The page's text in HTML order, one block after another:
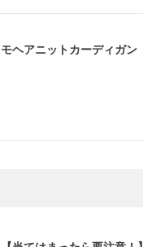
モヘアニットカーディガン